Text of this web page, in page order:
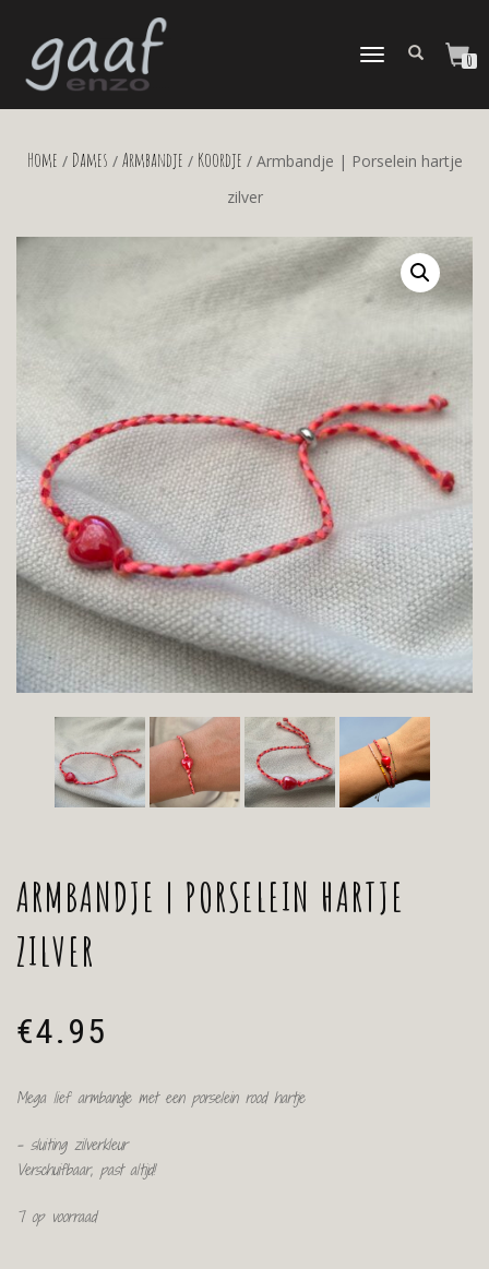
TOGGLE
0
Home / Dames / Armbandje / Koordje / Armbandje | Porselein hartje
zilver
ARMBANDJE | PORSELEIN HARTJE
ZILVER
€4.95
Mega lief armbandje met een porselein rood hartje
– sluiting zilverkleur
Verschuifbaar, past altijd!
7 op voorraad